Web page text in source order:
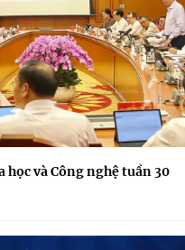
học và Công nghệ tuần 30